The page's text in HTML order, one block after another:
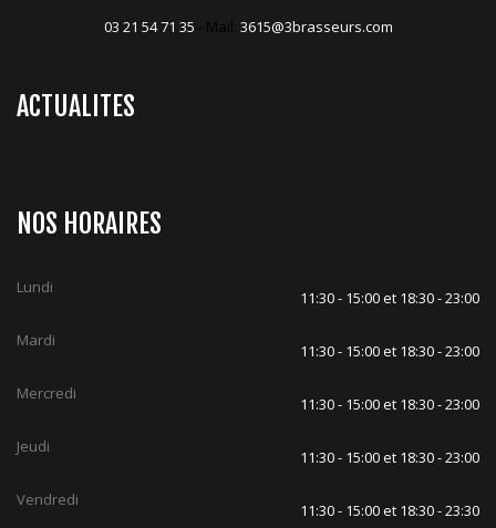
03 21 54 71 35 - Mail: 3615@3brasseurs.com
ACTUALITES
NOS HORAIRES
Lundi
11:30 - 15:00 et 18:30 - 23:00
Mardi
11:30 - 15:00 et 18:30 - 23:00
Mercredi
11:30 - 15:00 et 18:30 - 23:00
Jeudi
11:30 - 15:00 et 18:30 - 23:00
Vendredi
11:30 - 15:00 et 18:30 - 23:30